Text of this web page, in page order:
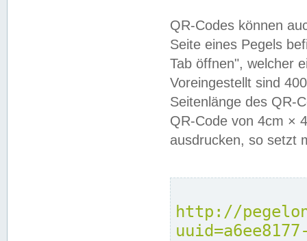
QR-Codes können
Seite eines Pegels
Tab öffnen", welcher
Voreingestellt sind
Seitenlänge des QR-
QR-Code von 4cm ×
ausdrucken, so setzt
http://